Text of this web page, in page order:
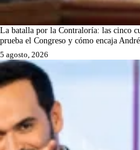
La batalla por la Contraloría: las cinco
prueba el Congreso y cómo encaja
5 agosto, 2026